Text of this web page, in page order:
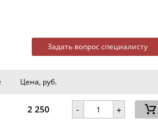
Задать вопрос специалисту
Цена, руб.
2 250 - +